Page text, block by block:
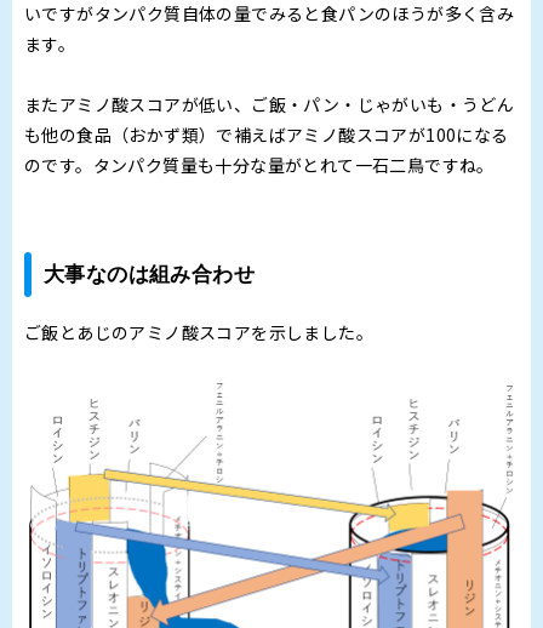
いですがタンパク質自体の量でみると食パンのほうが多く含み
ます。
またアミノ酸スコアが低い、ご飯・パン・じゃがいも・うどん
も他の食品（おかず類）で補えばアミノ酸スコアが100になる
のです。タンパク質量も十分な量がとれて一石二鳥ですね。
大事なのは組み合わせ
ご飯とあじのアミノ酸スコアを示しました。